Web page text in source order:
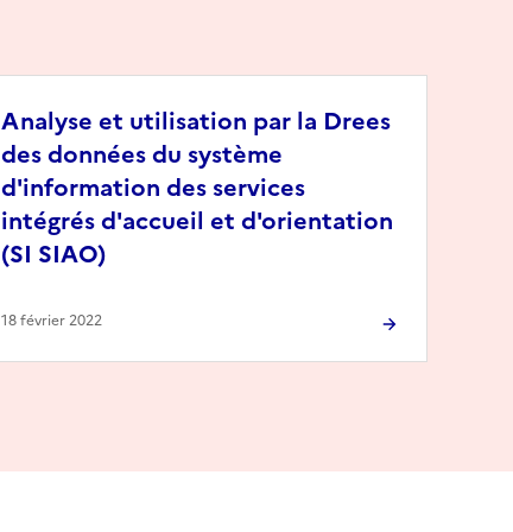
Analyse et utilisation par la Drees
des données du système
d'information des services
intégrés d'accueil et d'orientation
(SI SIAO)
18 février 2022